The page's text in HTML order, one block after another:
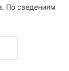
По сведениям